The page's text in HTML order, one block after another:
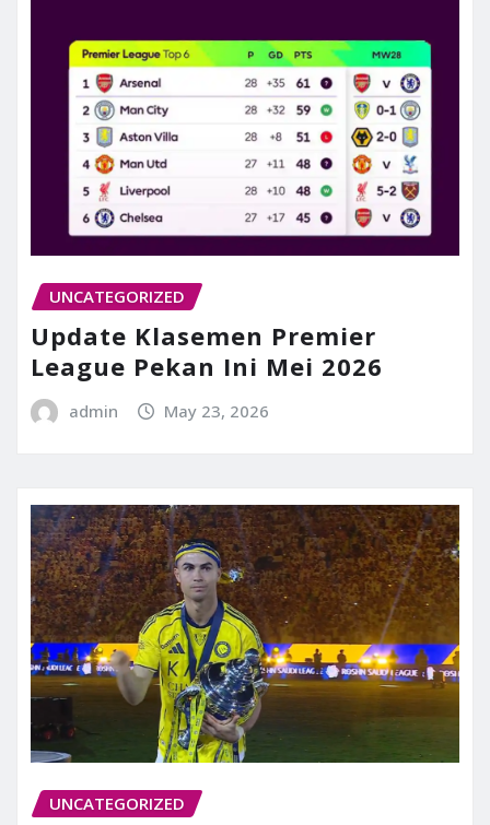
UNCATEGORIZED
Update Klasemen Premier
League Pekan Ini Mei 2026
admin May 23, 2026
UNCATEGORIZED